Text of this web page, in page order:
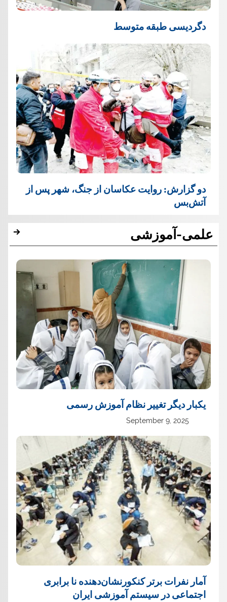
دگردیسی طبقه متوسط
دو گزارش: روایت عکاسان از جنگ، شهر پس از
آتش‌بس
علمی-آموزشی
یک‏بار دیگر تغییر نظام آموزش رسمی
September 9, 2025
آمار نفرات برتر کنکورنشان‌دهنده نا برابری
اجتماعی در سیستم آموزشی ایران